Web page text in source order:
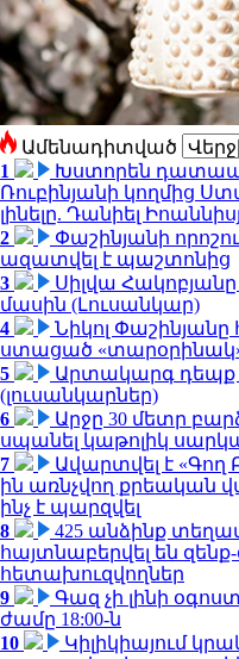
Ամենադիտված
1
Խստորեն
Ռուբինյանի կողմից
լինելը. Դանիել
2
Փաշինյանի
ազատվել է պաշտոնից
3
Սիլվա
մասին (Լուսանկար)
4
Նիկոլ
ստացած
5
Արտակարգ դեպք
(լուսանկարներ)
6
Արջը 30 մետր
սպանել կաթոլիկ
7
Ավարտվել է «Գող
ին առնչվող քրեական
ինչ է պարզվել
8
425 անձինք
հայտնաբերվել են
հետախուզվողներ
9
Գազ չի լինի
ժամը 18:00-ն
10
Կիլիկիայում